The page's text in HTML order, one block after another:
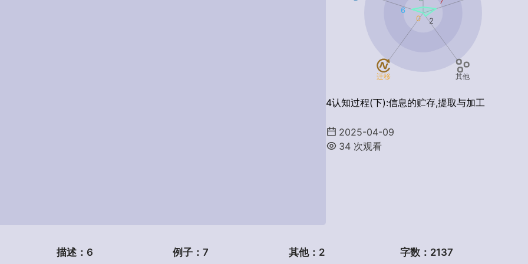
其他
迁移
2
0
6
4认知过程(下):信息的贮存,提取与加工
2025-04-09
34次观看
描述： 6 例子：7 其他： 2 字数： 2137